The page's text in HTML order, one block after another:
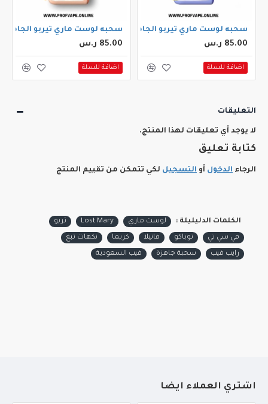
سحبه لوست ماري تيربو الجاهزة (35000 سحبة) بلو راز ليمونادا
85.00 ر.س
اضافة للسلة
سحبه لوست ماري تيربو الجاهزة (35000 سحبة)
85.00 ر.س
اضافة للسلة
التعليقات
لا يوجد أي تعليقات لهذا المنتج.
كتابة تعليق
الرجاء الدخول أو التسجيل لكي تتمكن من تقييم المنتج
الكلمات الدليليلة : لوست ماري Lost Mary تربو
في سي تي توباكو فانيلا كريما نكهات تبغ
رايب فيب سحبة جاهزة فيب السعودية
أشتري العملاء أيضاً